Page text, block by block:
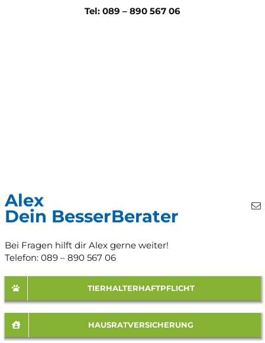
Tel: 089 – 890 567 06
Alex
Dein BesserBerater
Bei Fragen hilft dir Alex gerne weiter!
Telefon: 089 – 890 567 06
TIERHALTERHAFTPFLICHT
HAUSRATVERSICHERUNG